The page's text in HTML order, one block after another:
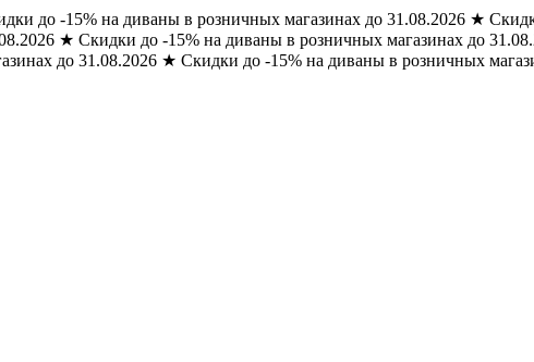
до -15% на диваны в розничных магазинах до 31.08.2026 ★
★ Скидки до -15% на диваны в розничных магазинах до
до 31.08.2026 ★ Скидки до -15% на диваны в розничных